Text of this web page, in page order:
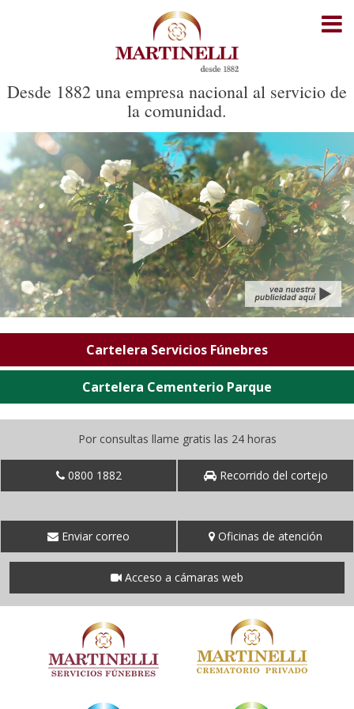
Inicio
Cartelera Servicios Fúnebres
Cartelera Cementerio Parque
Recorrido del cortejo
Noticias
Oficinas
Contacto
Desde 1882 una empresa nacional al servicio de
la comunidad.
Cartelera Servicios Fúnebres
Cartelera Cementerio Parque
Por consultas llame gratis las 24 horas
0800 1882
Enviar correo
Recorrido del cortejo
Oficinas de atención
Acceso a cámaras web